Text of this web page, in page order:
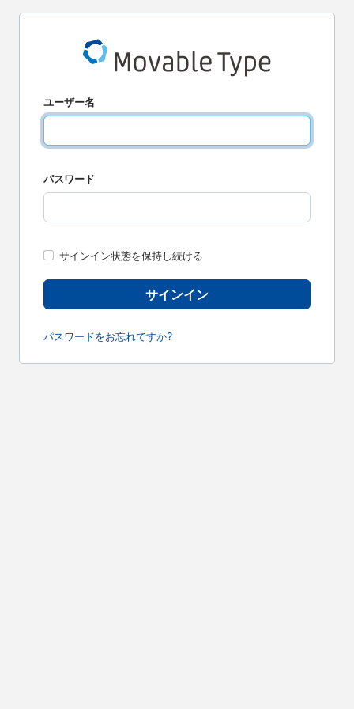
ユーザー名
パスワード
サインイン状態を保持し続ける
パスワードをお忘れですか?
サインイン